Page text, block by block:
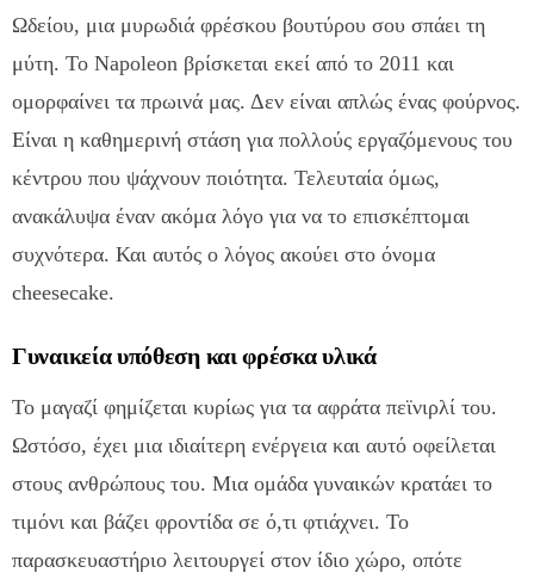
Ωδείου, μια μυρωδιά φρέσκου βουτύρου σου σπάει τη
μύτη. Το Napoleon βρίσκεται εκεί από το 2011 και
ομορφαίνει τα πρωινά μας. Δεν είναι απλώς ένας φούρνος.
Είναι η καθημερινή στάση για πολλούς εργαζόμενους του
κέντρου που ψάχνουν ποιότητα. Τελευταία όμως,
ανακάλυψα έναν ακόμα λόγο για να το επισκέπτομαι
συχνότερα. Και αυτός ο λόγος ακούει στο όνομα
cheesecake.
Γυναικεία υπόθεση και φρέσκα υλικά
Το μαγαζί φημίζεται κυρίως για τα αφράτα πεϊνιρλί του.
Ωστόσο, έχει μια ιδιαίτερη ενέργεια και αυτό οφείλεται
στους ανθρώπους του. Μια ομάδα γυναικών κρατάει το
τιμόνι και βάζει φροντίδα σε ό,τι φτιάχνει. Το
παρασκευαστήριο λειτουργεί στον ίδιο χώρο, οπότε